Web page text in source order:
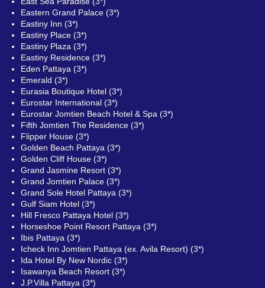
Eastern Grand Palace (3*)
Eastiny Inn (3*)
Eastiny Place (3*)
Eastiny Plaza (3*)
Eastiny Residence (3*)
Eden Pattaya (3*)
Emerald (3*)
Eurasia Boutique Hotel (3*)
Eurostar International (3*)
Eurostar Jomtien Beach Hotel & Spa (3*)
Fifth Jomtien The Residence (3*)
Flipper House (3*)
Golden Beach Pattaya (3*)
Golden Cliff House (3*)
Grand Jasmine Resort (3*)
Grand Jomtien Palace (3*)
Grand Sole Hotel Pattaya (3*)
Gulf Siam Hotel (3*)
Hill Fresco Pattaya Hotel (3*)
Horseshoe Point Resort Pattaya (3*)
Ibis Pattaya (3*)
Icheck Inn Jomtien Pattaya (ex. Avila Resort) (3*)
Ida Hotel By New Nordic (3*)
Isawanya Beach Resort (3*)
J.P.Villa Pattaya (3*)